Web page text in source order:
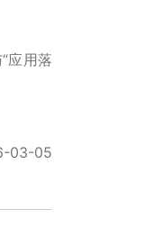
应用落
03-05